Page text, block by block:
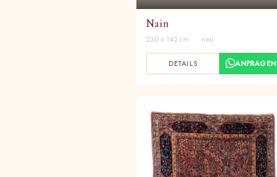
Nain
230 x 142 cm · neu
DETAILS ANFRAGEN